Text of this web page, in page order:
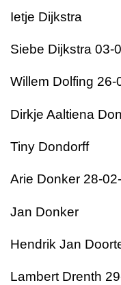
Ietje Dijkstra
Siebe Dijkstra 03-
Willem Dolfing
Dirkje Aaltiena
Tiny Dondorff
Arie Donker 28-
Jan Donker
Hendrik Jan
Lambert Drenth